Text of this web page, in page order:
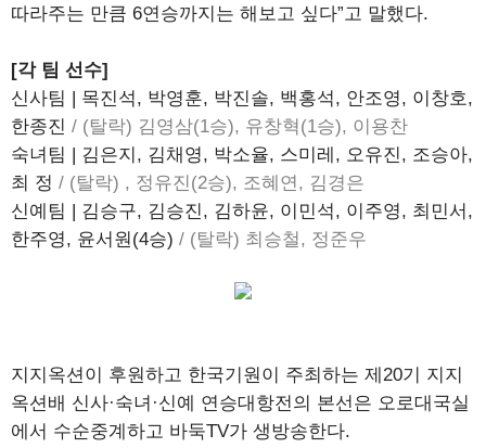
따라주는 만큼 6연승까지는 해보고 싶다”고 말했다.
[각 팀 선수]
신사팀 | 목진석, 박영훈, 박진솔, 백홍석, 안조영, 이창호,
한종진 / (탈락) 김영삼(1승), 유창혁(1승), 이용찬
숙녀팀 | 김은지, 김채영, 박소율, 스미레, 오유진, 조승아,
최 정 / (탈락) , 정유진(2승), 조혜연, 김경은
신예팀 | 김승구, 김승진, 김하윤, 이민석, 이주영, 최민서,
한주영, 윤서원(4승) / (탈락) 최승철, 정준우
지지옥션이 후원하고 한국기원이 주최하는 제20기 지지
옥션배 신사·숙녀·신예 연승대항전의 본선은 오로대국실
에서 수순중계하고 바둑TV가 생방송한다.